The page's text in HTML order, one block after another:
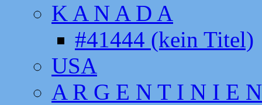
K A N A D A
#41444 (kein Titel)
USA
A R G E N T I N I E N